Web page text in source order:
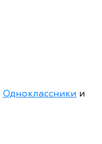
Одноклассники и